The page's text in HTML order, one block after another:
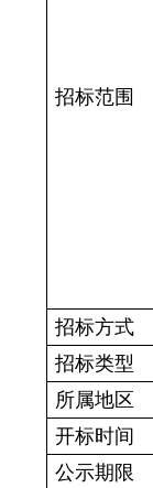
招标范围
招标方式
招标类型
所属地区
开标时间
公示期限